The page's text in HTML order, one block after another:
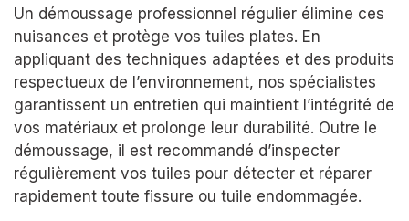
Un démoussage professionnel régulier élimine ces
nuisances et protège vos tuiles plates. En
appliquant des techniques adaptées et des produits
respectueux de l’environnement, nos spécialistes
garantissent un entretien qui maintient l’intégrité de
vos matériaux et prolonge leur durabilité. Outre le
démoussage, il est recommandé d’inspecter
régulièrement vos tuiles pour détecter et réparer
rapidement toute fissure ou tuile endommagée.